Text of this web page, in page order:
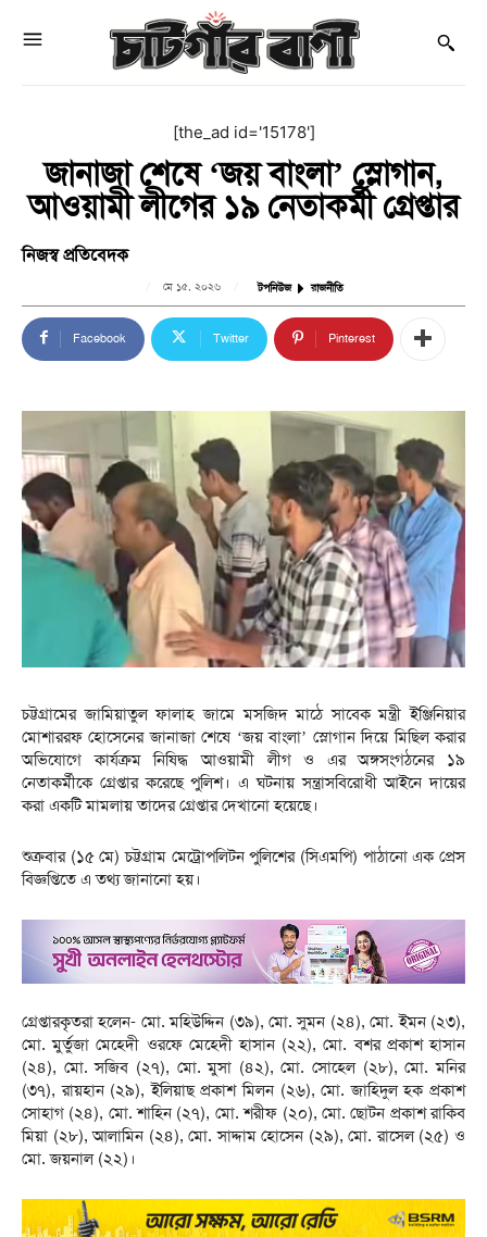
[the_ad id='15178']
জানাজা শেষে ‘জয় বাংলা’ স্লোগান,
আওয়ামী লীগের ১৯ নেতাকর্মী গ্রেপ্তার
নিজস্ব প্রতিবেদক
মে ১৫, ২০২৬ টপনিউজ রাজনীতি
Facebook Twitter Pinterest
চট্টগ্রামের জামিয়াতুল ফালাহ জামে মসজিদ মাঠে সাবেক মন্ত্রী ইঞ্জিনিয়ার
মোশাররফ হোসেনের জানাজা শেষে ‘জয় বাংলা’ স্লোগান দিয়ে মিছিল করার
অভিযোগে কার্যক্রম নিষিদ্ধ আওয়ামী লীগ ও এর অঙ্গসংগঠনের ১৯
নেতাকর্মীকে গ্রেপ্তার করেছে পুলিশ। এ ঘটনায় সন্ত্রাসবিরোধী আইনে দায়ের
করা একটি মামলায় তাদের গ্রেপ্তার দেখানো হয়েছে।
শুক্রবার (১৫ মে) চট্টগ্রাম মেট্রোপলিটন পুলিশের (সিএমপি) পাঠানো এক প্রেস
বিজ্ঞপ্তিতে এ তথ্য জানানো হয়।
গ্রেপ্তারকৃতরা হলেন- মো. মহিউদ্দিন (৩৯), মো. সুমন (২৪), মো. ইমন (২৩),
মো. মুর্তুজা মেহেদী ওরফে মেহেদী হাসান (২২), মো. বশর প্রকাশ হাসান
(২৪), মো. সজিব (২৭), মো. মুসা (৪২), মো. সোহেল (২৮), মো. মনির
(৩৭), রায়হান (২৯), ইলিয়াছ প্রকাশ মিলন (২৬), মো. জাহিদুল হক প্রকাশ
সোহাগ (২৪), মো. শাহিন (২৭), মো. শরীফ (২০), মো. ছোটন প্রকাশ রাকিব
মিয়া (২৮), আলামিন (২৪), মো. সাদ্দাম হোসেন (২৯), মো. রাসেল (২৫) ও
মো. জয়নাল (২২)।